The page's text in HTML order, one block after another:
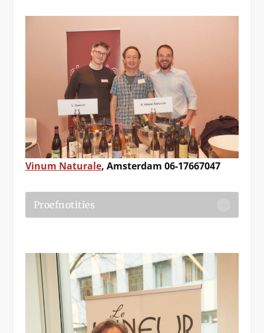
Vinum Naturale, Amsterdam 06-17667047
Proefnotities